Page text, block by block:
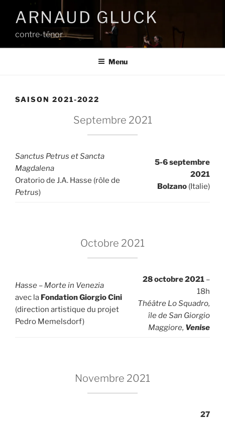
ARNAUD GLUCK
contre-ténor
Menu
SAISON 2021-2022
Septembre 2021
Sanctus Petrus et Sancta
Magdalena
Oratorio de J.A. Hasse (rôle de
Petrus)
5-6 septembre
2021
Bolzano (Italie)
Octobre 2021
Hasse – Morte in Venezia
avec la Fondation Giorgio Cini
(direction artistique du projet
Pedro Memelsdorf)
28 octobre 2021 –
18h
Théâtre Lo Squadro,
île de San Giorgio
Maggiore, Venise
Novembre 2021
27